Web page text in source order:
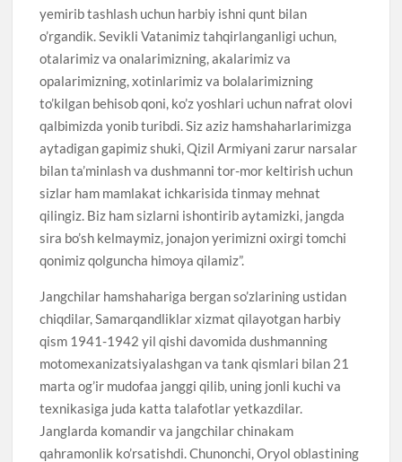
yemirib tashlash uchun harbiy ishni qunt bilan
o’rgandik. Sevikli Vatanimiz tahqirlanganligi uchun,
otalarimiz va onalarimizning, akalarimiz va
opalarimizning, xotinlarimiz va bolalarimizning
to’kilgan behisob qoni, ko’z yoshlari uchun nafrat olovi
qalbimizda yonib turibdi. Siz aziz hamshaharlarimizga
aytadigan gapimiz shuki, Qizil Armiyani zarur narsalar
bilan ta’minlash va dushmanni tor-mor keltirish uchun
sizlar ham mamlakat ichkarisida tinmay mehnat
qilingiz. Biz ham sizlarni ishontirib aytamizki, jangda
sira bo’sh kelmaymiz, jonajon yerimizni oxirgi tomchi
qonimiz qolguncha himoya qilamiz”.
Jangchilar hamshahariga bergan so’zlarining ustidan
chiqdilar, Samarqandliklar xizmat qilayotgan harbiy
qism 1941-1942 yil qishi davomida dushmanning
motomexanizatsiyalashgan va tank qismlari bilan 21
marta og’ir mudofaa janggi qilib, uning jonli kuchi va
texnikasiga juda katta talafotlar yetkazdilar.
Janglarda komandir va jangchilar chinakam
qahramonlik ko’rsatishdi. Chunonchi, Oryol oblastining